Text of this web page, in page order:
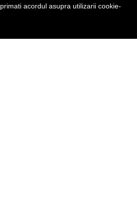
acordul asupra utilizarii cookie-